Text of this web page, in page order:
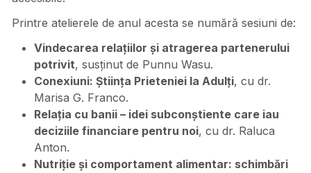
Printre atelierele de anul acesta se numără sesiuni de:
Vindecarea relațiilor și atragerea partenerului
potrivit, susținut de Punnu Wasu.
Conexiuni: Știința Prieteniei la Adulți, cu dr.
Marisa G. Franco.
Relația cu banii – idei subconștiente care iau
deciziile financiare pentru noi, cu dr. Raluca
Anton.
Nutriție și comportament alimentar: schimbări